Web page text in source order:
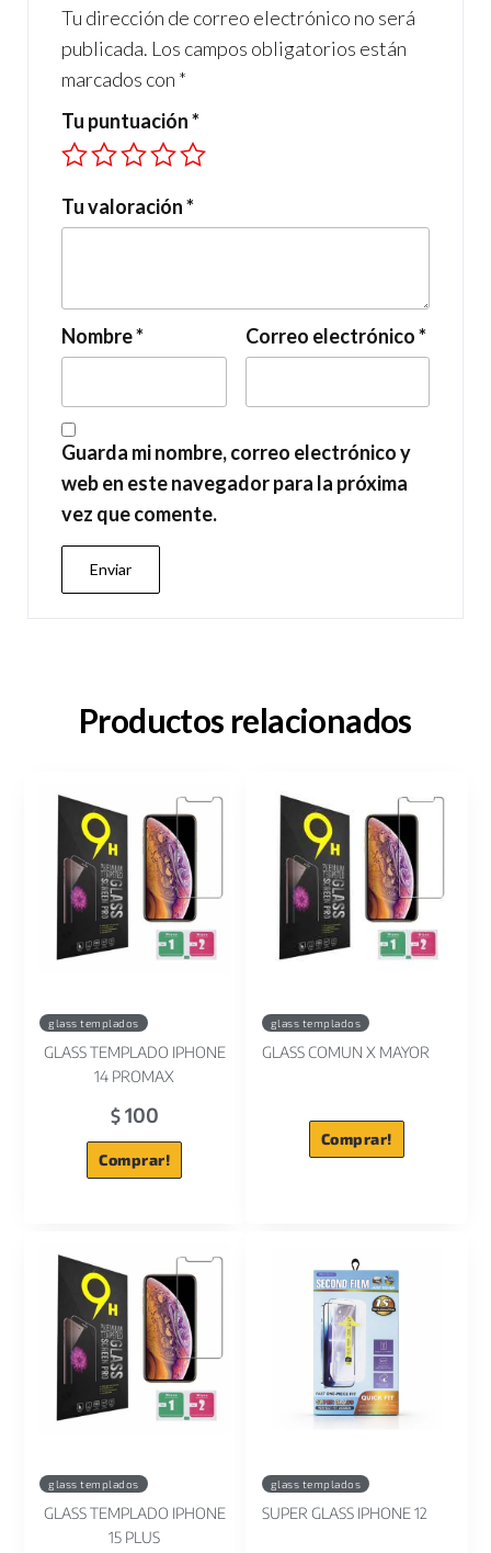
Tu dirección de correo electrónico no será
publicada. Los campos obligatorios están
marcados con *
Tu puntuación*
Tu valoración*
Nombre* Correo electrónico*
Guarda mi nombre, correo electrónico y
web en este navegador para la próxima
vez que comente.
Productos relacionados
glass templados
GLASS TEMPLADO IPHONE
14 PROMAX
$100
Comprar!
glass templados
GLASS COMUN X MAYOR
Comprar!
glass templados
GLASS TEMPLADO IPHONE
15 PLUS
glass templados
SUPER GLASS IPHONE 12